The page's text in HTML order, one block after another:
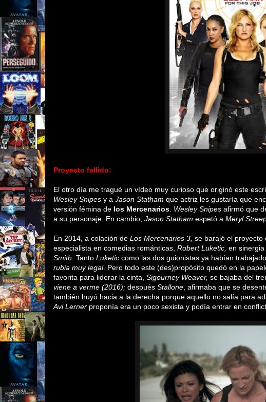
Proyecto fallido:
El otro día me tragué un vídeo muy curioso que originó este
Wesley Snipes y a Jason Statham que actriz les gustaría que
versión fémina de los Mercenarios Wesley Snipes afirmó que
a su personaje. En cambio, Jason Statham espetó a Meryl
En 2014, a colación de Los Mercenarios 3, se barajó el proyecto
especialista en comedias románticas, Robert Luketic, en
Smith. Tanto Luketic como las dos guionistas ya habían
rubia muy legal. Pero todo este (des)propósito quedó en la
favorita para liderar la cinta, Sigourney Weaver, se bajaba del
viene a verme (2016); después Stallone , afirmaba que se
también huyó hacia a la derecha porque aquello no salía para
Avi Lerner proponía era un poco sexista y podía entrar en